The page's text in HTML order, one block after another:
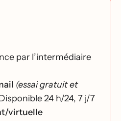
par l’intermédiaire
(essai gratuit et
24 h/24, 7 j/7
virtuelle